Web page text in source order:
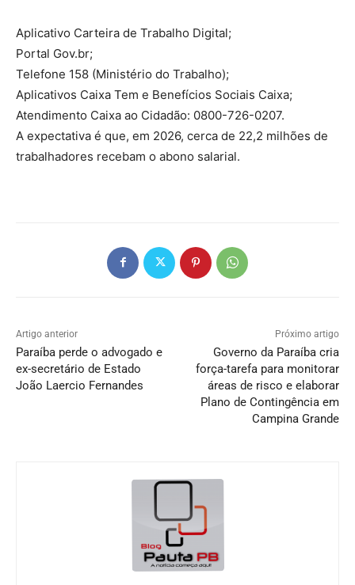
Aplicativo Carteira de Trabalho Digital;
Portal Gov.br;
Telefone 158 (Ministério do Trabalho);
Aplicativos Caixa Tem e Benefícios Sociais Caixa;
Atendimento Caixa ao Cidadão: 0800-726-0207.
A expectativa é que, em 2026, cerca de 22,2 milhões de
trabalhadores recebam o abono salarial.
Artigo anterior
Paraíba perde o advogado e
ex-secretário de Estado
João Laercio Fernandes
Próximo artigo
Governo da Paraíba cria
força-tarefa para monitorar
áreas de risco e elaborar
Plano de Contingência em
Campina Grande